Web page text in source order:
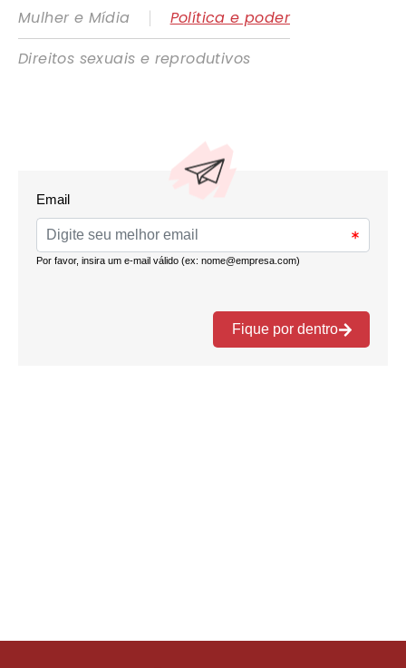
Mulher e Mídia
|
Política e poder
Direitos sexuais e reprodutivos